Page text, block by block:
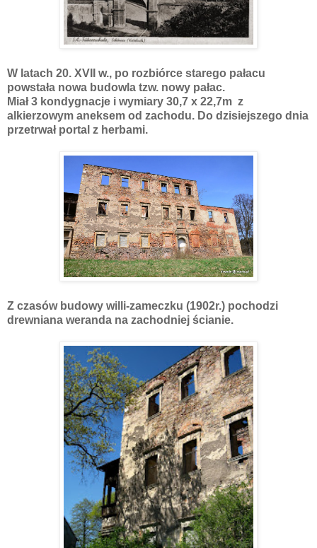
W latach 20. XVII w., po rozbiórce starego pałacu
powstała nowa budowla tzw. nowy pałac.
Miał 3 kondygnacje i wymiary 30,7 x 22,7m z
alkierzowym aneksem od zachodu. Do dzisiejszego dnia
przetrwał portal z herbami.
Z czasów budowy willi-zameczku (1902r.) pochodzi
drewniana weranda na zachodniej ścianie.